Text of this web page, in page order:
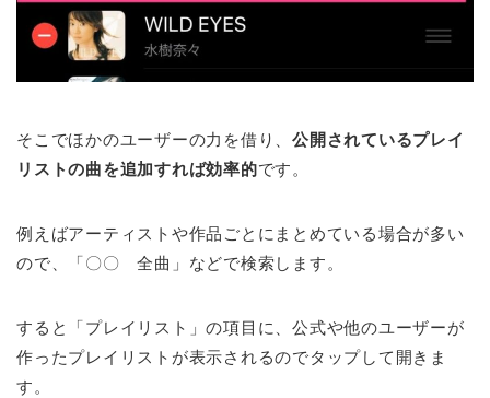
そこでほかのユーザーの力を借り、公開されているプレイ
リストの曲を追加すれば効率的です。
例えばアーティストや作品ごとにまとめている場合が多い
ので、「〇〇 全曲」などで検索します。
すると「プレイリスト」の項目に、公式や他のユーザーが
作ったプレイリストが表示されるのでタップして開きま
す。